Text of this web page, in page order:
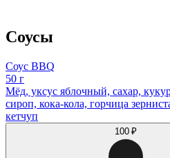
Соусы
Соус BBQ
50 г
Мёд, уксус яблочный, сахар,
сироп, кока-кола, горчица
кетчуп
100 ₽